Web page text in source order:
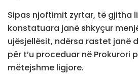
Sipas njoftimit zyrtar, të gjitha
konstatuara janë shkyçur
ujësjellësit, ndërsa rastet janë
për t’u proceduar në Prokurori
mëtejshme ligjore.